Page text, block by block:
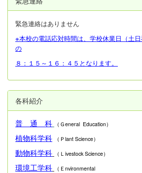
緊急連絡はありません
※本校の電話応対時間は、学校休業日（土
の
８：１５～１６：４５となります。
各科紹介
普 通 科 （Ｇeneral Education）
植物科学科 （Ｐlant Science）
動物科学科 （Ｌivestock Science）
環境工学科
（Ｅnvironmental